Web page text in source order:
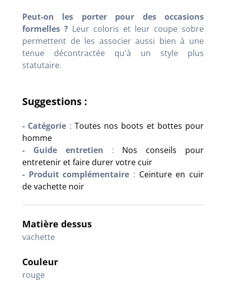
Peut-on les porter pour des occasions
formelles ? Leur coloris et leur coupe sobre
permettent de les associer aussi bien à une
tenue décontractée qu'à un style plus
statutaire.
Suggestions :
- Catégorie : Toutes nos boots et bottes pour
homme
- Guide entretien : Nos conseils pour
entretenir et faire durer votre cuir
- Produit complémentaire : Ceinture en cuir
de vachette noir
Matière dessus
vachette
Couleur
rouge